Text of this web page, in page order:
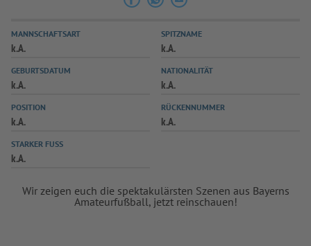
SPIELPLUS
MANNSCHAFTSART
k.A.
SPITZNAME
k.A.
GEBURTSDATUM
k.A.
NATIONALITÄT
k.A.
POSITION
k.A.
RÜCKENNUMMER
k.A.
STARKER FUSS
k.A.
Wir zeigen euch die spektakulärsten Szenen aus Bayerns
Amateurfußball, jetzt reinschauen!